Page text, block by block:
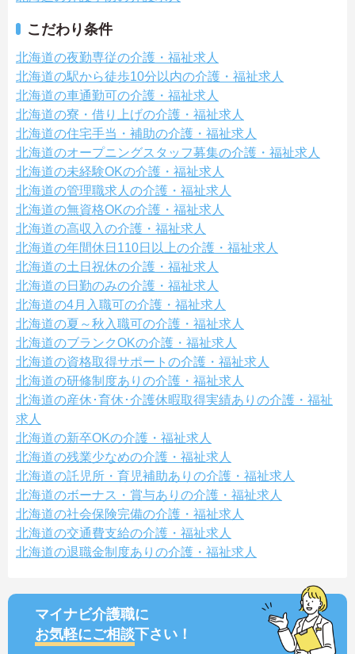
こだわり条件
北海道の夜勤専従の介護・福祉求人
北海道の駅から徒歩10分以内の介護・福祉求人
北海道の車通勤可の介護・福祉求人
北海道の寮・借り上げの介護・福祉求人
北海道の住宅手当・補助の介護・福祉求人
北海道のオープニングスタッフ募集の介護・福祉求人
北海道の未経験OKの介護・福祉求人
北海道の管理職求人の介護・福祉求人
北海道の無資格OKの介護・福祉求人
北海道の高収入の介護・福祉求人
北海道の年間休日110日以上の介護・福祉求人
北海道の土日祝休の介護・福祉求人
北海道の日勤のみの介護・福祉求人
北海道の4月入職可の介護・福祉求人
北海道の夏～秋入職可の介護・福祉求人
北海道のブランクOKの介護・福祉求人
北海道の資格取得サポートの介護・福祉求人
北海道の研修制度ありの介護・福祉求人
北海道の産休･育休･介護休暇取得実績ありの介護・福祉
求人
北海道の新卒OKの介護・福祉求人
北海道の残業少なめの介護・福祉求人
北海道の託児所・育児補助ありの介護・福祉求人
北海道のボーナス・賞与ありの介護・福祉求人
北海道の社会保険完備の介護・福祉求人
北海道の交通費支給の介護・福祉求人
北海道の退職金制度ありの介護・福祉求人
マイナビ介護職に
お気軽にご相談下さい！